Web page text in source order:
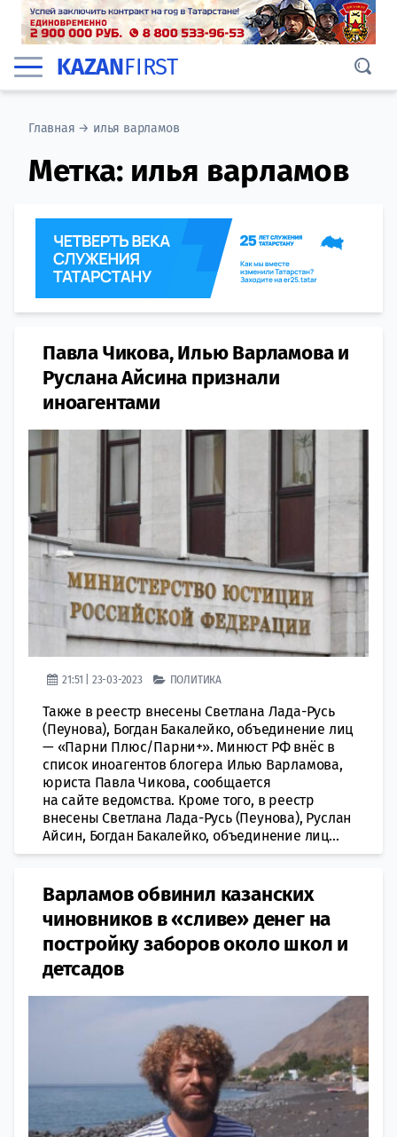
KAZANFIRST
Главная → илья варламов
Метка: илья варламов
Павла Чикова, Илью Варламова и
Руслана Айсина признали
иноагентами
21:51 | 23-03-2023 ПОЛИТИКА
Также в реестр внесены Светлана Лада-Русь
(Пеунова), Богдан Бакалейко, объединение лиц
— «Парни Плюс/Парни+». Минюст РФ внёс в
список иноагентов блогера Илью Варламова,
юриста Павла Чикова, сообщается
на сайте ведомства. Кроме того, в реестр
внесены Светлана Лада-Русь (Пеунова), Руслан
Айсин, Богдан Бакалейко, объединение лиц...
Варламов обвинил казанских
чиновников в «сливе» денег на
постройку заборов около школ и
детсадов